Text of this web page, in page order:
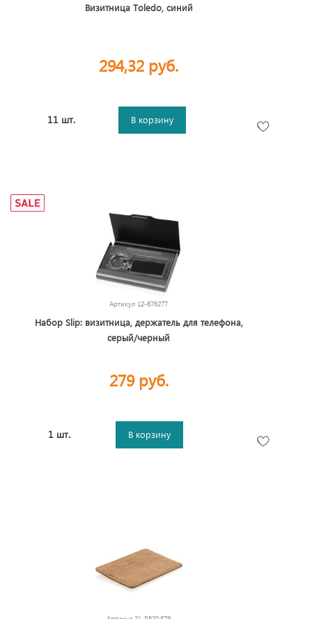
Визитница Тoledo, синий
294,32 руб.
11 шт. В корзину
Артикул 12-676277
Набор Slip: визитница, держатель для телефона,
серый/черный
279 руб.
1 шт. В корзину